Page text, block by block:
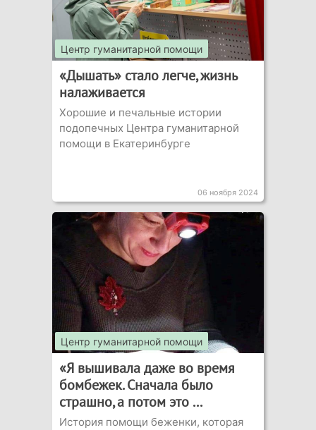
Центр гуманитарной помощи
«Дышать» стало легче, жизнь
налаживается
Хорошие и печальные истории
подопечных Центра гуманитарной
помощи в Екатеринбурге
06 ноября 2024
Центр гуманитарной помощи
«Я вышивала даже во время
бомбежек. Сначала было
страшно, а потом это ...
История помощи беженки, которая